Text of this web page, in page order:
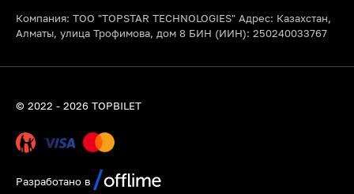
Компания: ТОО "TOPSTAR TECHNOLOGIES" Адрес: Казахстан,
Алматы, улица Трофимова, дом 8 БИН (ИИН): 250240033767
© 2022 - 2026 TOPBILET
Разработано в